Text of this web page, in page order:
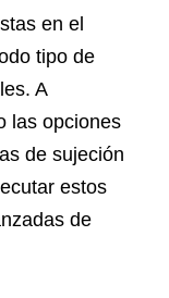
en el
tipo de
A
las opciones
de sujeción
estos
de